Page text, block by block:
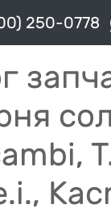
250-0778